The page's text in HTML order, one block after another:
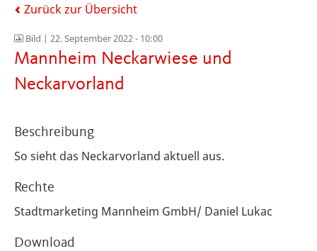
Zurück zur Übersicht
Bild | 22. September 2022 - 10:00
Mannheim Neckarwiese und
Neckarvorland
Beschreibung
So sieht das Neckarvorland aktuell aus.
Rechte
Stadtmarketing Mannheim GmbH/ Daniel Lukac
Download